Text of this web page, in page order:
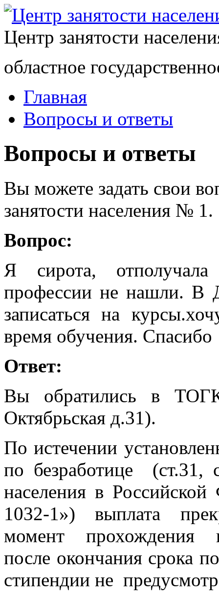
Центр занятости
областное
Главная
Вопросы и ответы
Вопросы и ответы
Вы можете задать свои
занятости населения № 1.
Вопрос:
Я сирота,
профессии не нашли. В
записаться на
время обучения. Спасибо
Ответ:
Вы обратились в
Октябрьская д.31).
По истечении
по безработице (ст.31,
населения в
1032-1») выплата
момент прохождения
после окончания срока
стипендии не